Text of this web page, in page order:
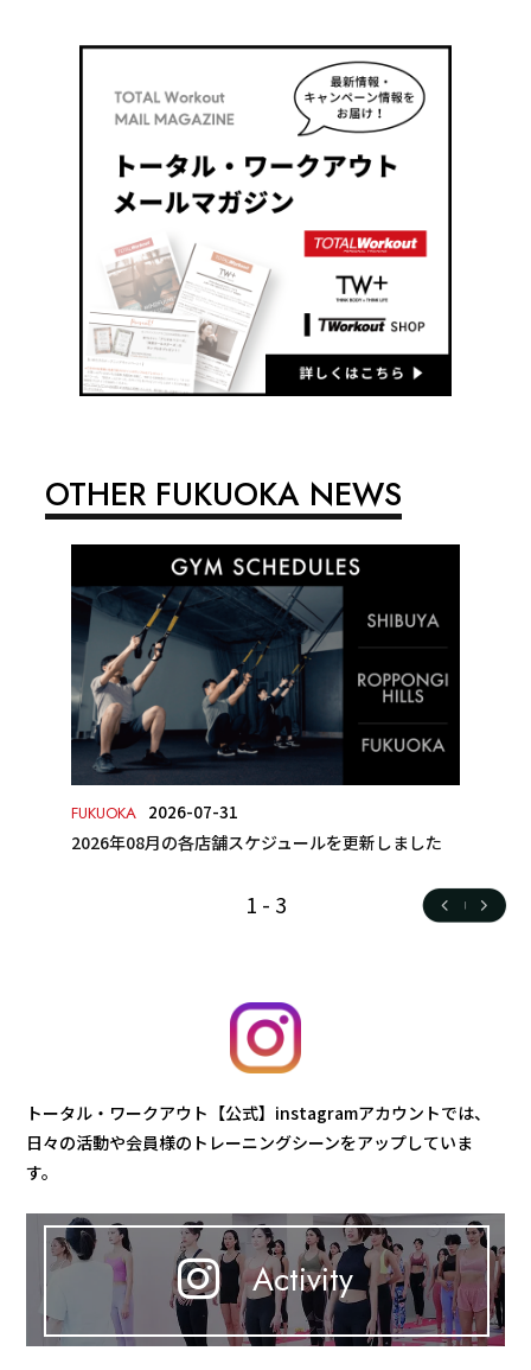
OTHER FUKUOKA NEWS
FUKUOKA 2026-07-31
2026年08月の各店舗スケジュールを更新しました
1 - 3
トータル・ワークアウト【公式】instagramアカウントでは、
日々の活動や会員様のトレーニングシーンをアップしていま
す。
Activity